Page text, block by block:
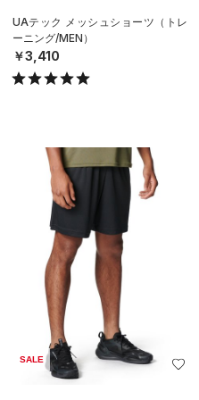
UAテック メッシュショーツ（トレ
ーニング/MEN）
￥3,410
SALE